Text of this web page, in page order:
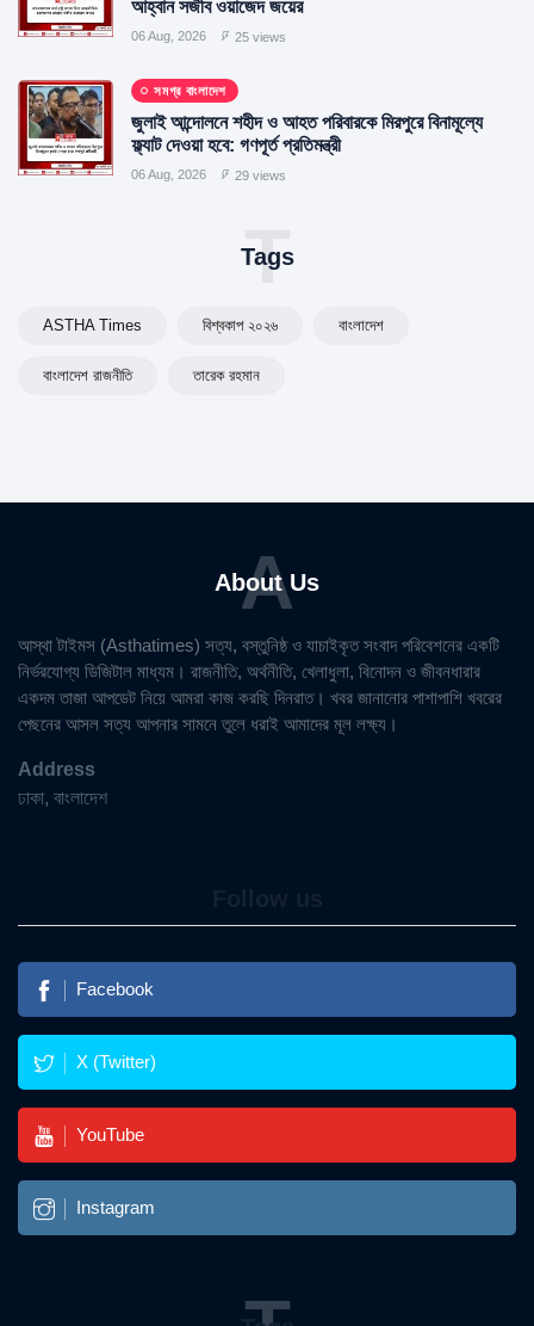
আহ্বান সজীব ওয়াজেদ জয়ের
06 Aug, 2026 25 views
সমগ্র বাংলাদেশ
জুলাই আন্দোলনে শহীদ ও আহত পরিবারকে মিরপুরে বিনামূল্যে
ফ্ল্যাট দেওয়া হবে: গণপূর্ত প্রতিমন্ত্রী
06 Aug, 2026 29 views
Tags
T
ASTHA Times বিশ্বকাপ ২০২৬ বাংলাদেশ
বাংলাদেশ রাজনীতি তারেক রহমান
About Us
A
আস্থা টাইমস (Asthatimes) সত্য, বস্তুনিষ্ঠ ও যাচাইকৃত সংবাদ পরিবেশনের একটি
নির্ভরযোগ্য ডিজিটাল মাধ্যম। রাজনীতি, অর্থনীতি, খেলাধুলা, বিনোদন ও জীবনধারার
একদম তাজা আপডেট নিয়ে আমরা কাজ করছি দিনরাত। খবর জানানোর পাশাপাশি খবরের
পেছনের আসল সত্য আপনার সামনে তুলে ধরাই আমাদের মূল লক্ষ্য।
Address
ঢাকা, বাংলাদেশ
Facebook
X (Twitter)
YouTube
Instagram